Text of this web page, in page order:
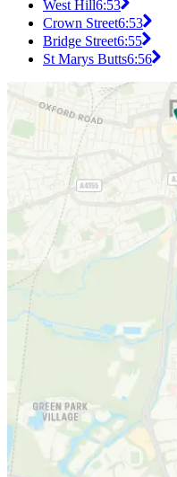
West Hill6:53
Crown Street6:53
Bridge Street6:55
St Marys Butts6:56